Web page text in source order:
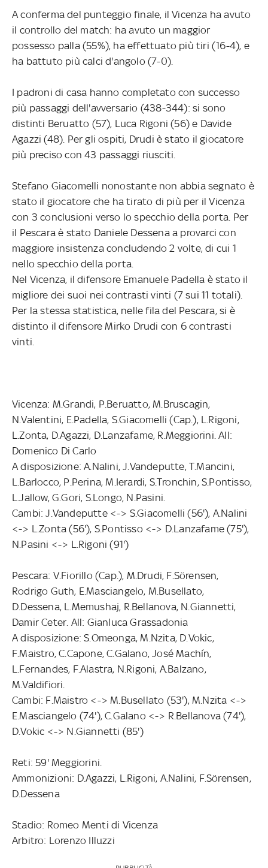
A conferma del punteggio finale, il Vicenza ha avuto
il controllo del match: ha avuto un maggior
possesso palla (55%), ha effettuato più tiri (16-4), e
ha battuto più calci d'angolo (7-0).
I padroni di casa hanno completato con successo
più passaggi dell'avversario (438-344): si sono
distinti Beruatto (57), Luca Rigoni (56) e Davide
Agazzi (48). Per gli ospiti, Drudi è stato il giocatore
più preciso con 43 passaggi riusciti.
Stefano Giacomelli nonostante non abbia segnato è
stato il giocatore che ha tirato di più per il Vicenza
con 3 conclusioni verso lo specchio della porta. Per
il Pescara è stato Daniele Dessena a provarci con
maggiore insistenza concludendo 2 volte, di cui 1
nello specchio della porta.
Nel Vicenza, il difensore Emanuele Padella è stato il
migliore dei suoi nei contrasti vinti (7 sui 11 totali).
Per la stessa statistica, nelle fila del Pescara, si è
distinto il difensore Mirko Drudi con 6 contrasti
vinti.
Vicenza: M.Grandi, P.Beruatto, M.Bruscagin,
N.Valentini, E.Padella, S.Giacomelli (Cap.), L.Rigoni,
L.Zonta, D.Agazzi, D.Lanzafame, R.Meggiorini. All:
Domenico Di Carlo
A disposizione: A.Nalini, J.Vandeputte, T.Mancini,
L.Barlocco, P.Perina, M.Ierardi, S.Tronchin, S.Pontisso,
L.Jallow, G.Gori, S.Longo, N.Pasini.
Cambi: J.Vandeputte <-> S.Giacomelli (56'), A.Nalini
<-> L.Zonta (56'), S.Pontisso <-> D.Lanzafame (75'),
N.Pasini <-> L.Rigoni (91')
Pescara: V.Fiorillo (Cap.), M.Drudi, F.Sörensen,
Rodrigo Guth, E.Masciangelo, M.Busellato,
D.Dessena, L.Memushaj, R.Bellanova, N.Giannetti,
Damir Ceter. All: Gianluca Grassadonia
A disposizione: S.Omeonga, M.Nzita, D.Vokic,
F.Maistro, C.Capone, C.Galano, José Machín,
L.Fernandes, F.Alastra, N.Rigoni, A.Balzano,
M.Valdifiori.
Cambi: F.Maistro <-> M.Busellato (53'), M.Nzita <->
E.Masciangelo (74'), C.Galano <-> R.Bellanova (74'),
D.Vokic <-> N.Giannetti (85')
Reti: 59' Meggiorini.
Ammonizioni: D.Agazzi, L.Rigoni, A.Nalini, F.Sörensen,
D.Dessena
Stadio: Romeo Menti di Vicenza
Arbitro: Lorenzo Illuzzi